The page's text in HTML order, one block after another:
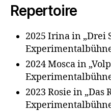
Repertoire
2025 Irina in „Drei
2024 Mosca in
2023 Rosie in „Das